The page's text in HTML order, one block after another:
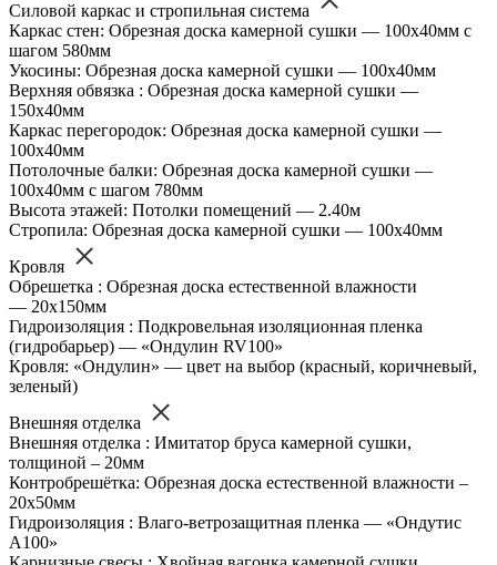
Силовой каркас и стропильная система
Каркас стен: Обрезная доска камерной сушки — 100х40мм с
шагом 580мм
Укосины: Обрезная доска камерной сушки — 100х40мм
Верхняя обвязка : Обрезная доска камерной сушки —
150х40мм
Каркас перегородок: Обрезная доска камерной сушки —
100х40мм
Потолочные балки: Обрезная доска камерной сушки —
100х40мм с шагом 780мм
Высота этажей: Потолки помещений — 2.40м
Стропила: Обрезная доска камерной сушки — 100х40мм
Кровля
Обрешетка : Обрезная доска естественной влажности
— 20х150мм
Гидроизоляция : Подкровельная изоляционная пленка
(гидробарьер) — «Ондулин RV100»
Кровля: «Ондулин» — цвет на выбор (красный, коричневый,
зеленый)
Внешняя отделка
Внешняя отделка : Имитатор бруса камерной сушки,
толщиной – 20мм
Контробрешётка: Обрезная доска естественной влажности –
20х50мм
Гидроизоляция : Влаго-ветрозащитная пленка — «Ондутис
А100»